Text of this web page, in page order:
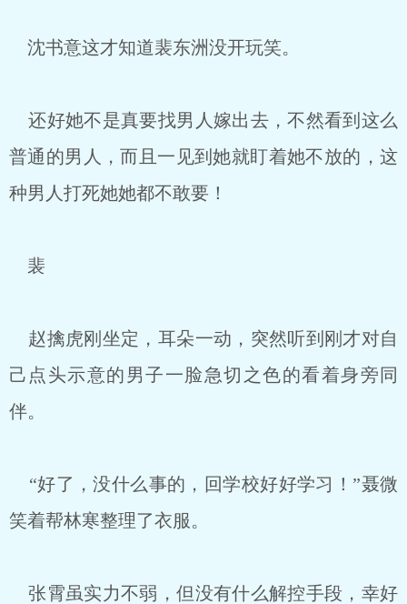
沈书意这才知道裴东洲没开玩笑。
还好她不是真要找男人嫁出去，不然看到这么
普通的男人，而且一见到她就盯着她不放的，这
种男人打死她她都不敢要！
裴
赵擒虎刚坐定，耳朵一动，突然听到刚才对自
己点头示意的男子一脸急切之色的看着身旁同
伴。
“好了，没什么事的，回学校好好学习！”聂微
笑着帮林寒整理了衣服。
张霄虽实力不弱，但没有什么解控手段，幸好